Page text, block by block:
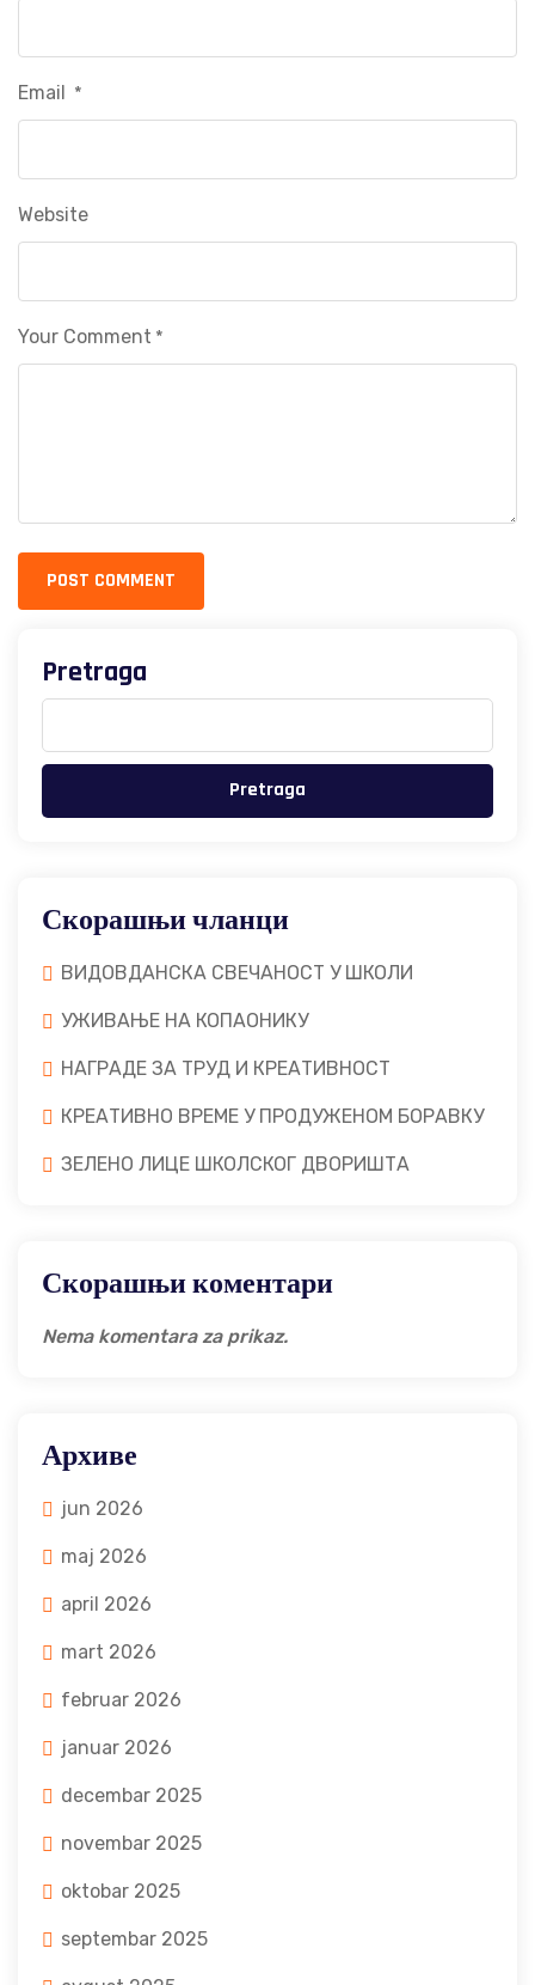
Email *
Website
Your Comment *
POST COMMENT
Pretraga
Pretraga
Скорашњи чланци
ВИДОВДАНСКА СВЕЧАНОСТ У ШКОЛИ
УЖИВАЊЕ НА КОПАОНИКУ
НАГРАДЕ ЗА ТРУД И КРЕАТИВНОСТ
КРЕАТИВНО ВРЕМЕ У ПРОДУЖЕНОМ БОРАВКУ
ЗЕЛЕНО ЛИЦЕ ШКОЛСКОГ ДВОРИШТА
Скорашњи коментари
Nema komentara za prikaz.
Архиве
jun 2026
maj 2026
april 2026
mart 2026
februar 2026
januar 2026
decembar 2025
novembar 2025
oktobar 2025
septembar 2025